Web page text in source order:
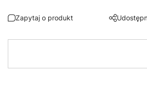
Zapytaj o produkt